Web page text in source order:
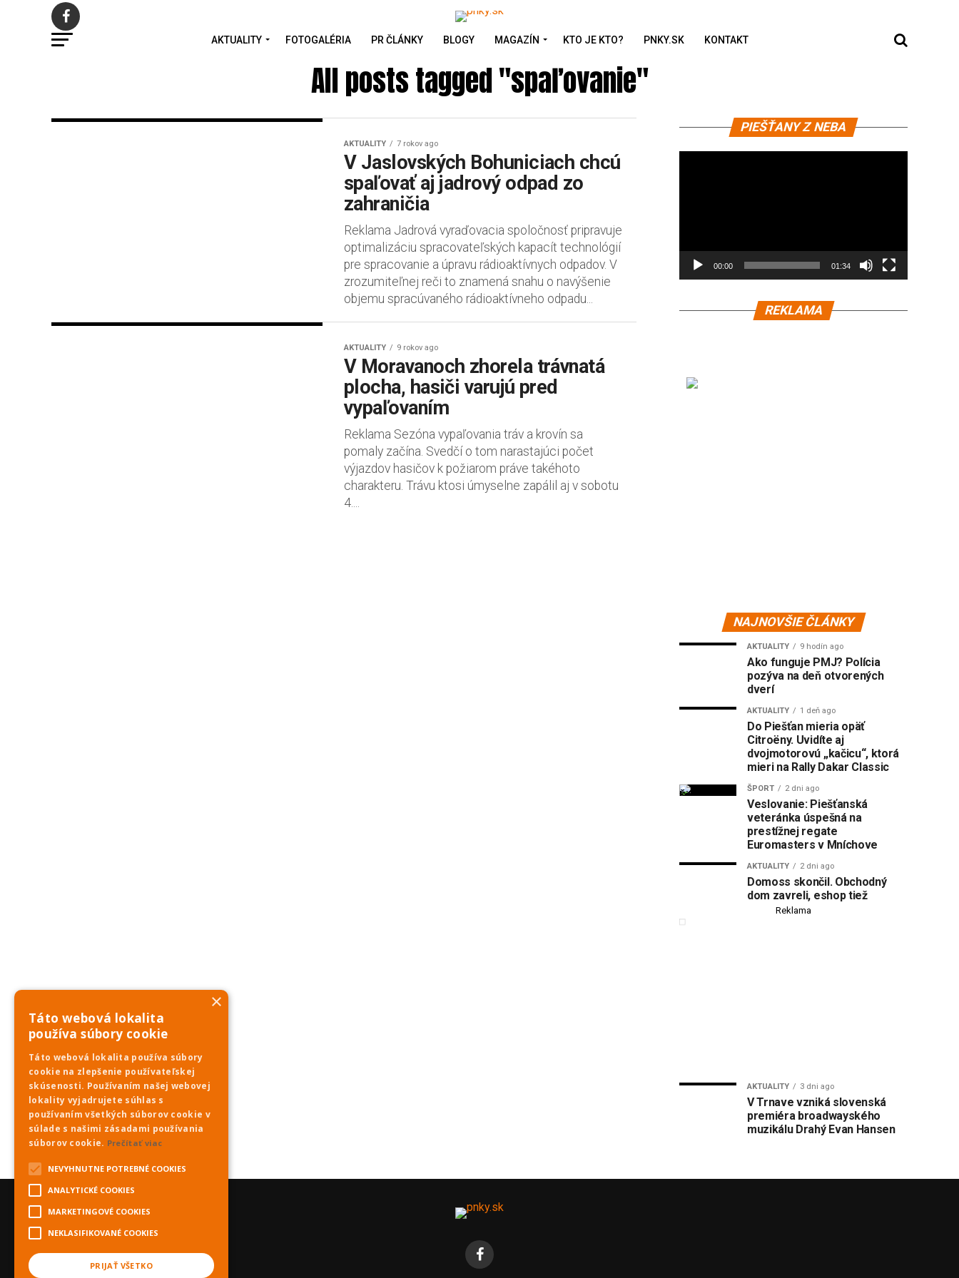
AKTUALITY FOTOGALÉRIA PR ČLÁNKY BLOGY MAGAZÍN KTO JE KTO? PNKY.SK KONTAKT
All posts tagged "spaľovanie"
AKTUALITY 7 rokov ago
V Jaslovských Bohuniciach chcú
spaľovať aj jadrový odpad zo
zahraničia
Reklama Jadrová vyraďovacia spoločnosť pripravuje
optimalizáciu spracovateľských kapacít technológií
pre spracovanie a úpravu rádioaktívnych odpadov. V
zrozumiteľnej reči to znamená snahu o navýšenie
objemu spracúvaného rádioaktívneho odpadu...
AKTUALITY 9 rokov ago
V Moravanoch zhorela trávnatá
plocha, hasiči varujú pred
vypaľovaním
Reklama Sezóna vypaľovania tráv a krovín sa
pomaly začína. Svedčí o tom narastajúci počet
výjazdov hasičov k požiarom práve takéhoto
charakteru. Trávu ktosi úmyselne zapálil aj v sobotu
4....
PIEŠŤANY Z NEBA
prehrávač
00:00 01:34
REKLAMA
NAJNOVŠIE ČLÁNKY
AKTUALITY 9 hodín ago
Ako funguje PMJ? Polícia
pozýva na deň otvorených
dverí
AKTUALITY 1 deň ago
Do Piešťan mieria opäť
Citroëny. Uvidíte aj
dvojmotorovú „kačicu“, ktorá
mieri na Rally Dakar Classic
ŠPORT 2 dni ago
Veslovanie: Piešťanská
veteránka úspešná na
prestížnej regate
Euromasters v Mníchove
AKTUALITY 2 dni ago
Domoss skončil. Obchodný
dom zavreli, eshop tiež
Reklama
AKTUALITY 3 dni ago
V Trnave vzniká slovenská
premiéra broadwayského
muzikálu Drahý Evan Hansen
×
Táto webová lokalita
používa súbory cookie
Táto webová lokalita používa súbory
cookie na zlepšenie používateľskej
skúsenosti. Používaním našej webovej
lokality vyjadrujete súhlas s
používaním všetkých súborov cookie v
súlade s našimi zásadami používania
súborov cookie. Prečítať viac
NEVYHNUTNE POTREBNÉ COOKIES
ANALYTICKÉ COOKIES
MARKETINGOVÉ COOKIES
NEKLASIFIKOVANÉ COOKIES
PRIJAŤ VŠETKO